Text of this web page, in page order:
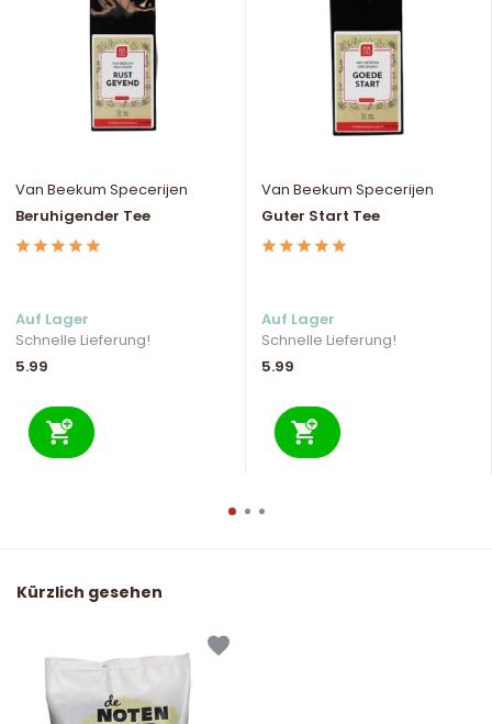
Van Beekum Specerijen
Beruhigender Tee
Auf Lager
Schnelle Lieferung!
5.99
Van Beekum Specerijen
Guter Start Tee
Auf Lager
Schnelle Lieferung!
5.99
Kürzlich gesehen